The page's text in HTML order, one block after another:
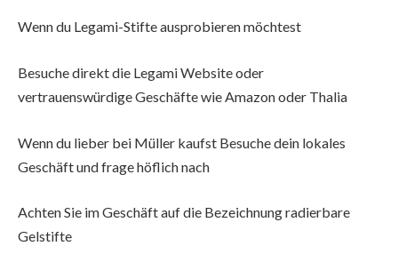
Wenn du Legami-Stifte ausprobieren möchtest
Besuche direkt die Legami Website oder
vertrauenswürdige Geschäfte wie Amazon oder Thalia
Wenn du lieber bei Müller kaufst Besuche dein lokales
Geschäft und frage höflich nach
Achten Sie im Geschäft auf die Bezeichnung radierbare
Gelstifte